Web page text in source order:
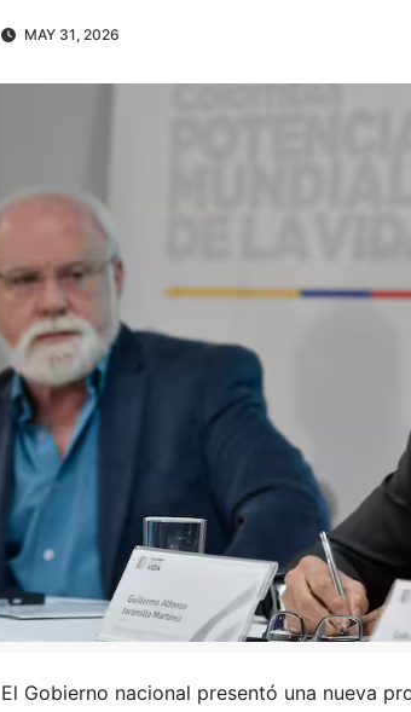
MAY 31, 2026
El Gobierno nacional presentó una nueva